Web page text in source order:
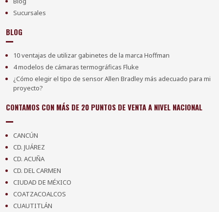
Sucursales
BLOG
10 ventajas de utilizar gabinetes de la marca Hoffman
4 modelos de cámaras termográficas Fluke
¿Cómo elegir el tipo de sensor Allen Bradley más adecuado para mi
proyecto?
CONTAMOS CON MÁS DE 20 PUNTOS DE VENTA A NIVEL NACIONAL
CANCÚN
CD. JUÁREZ
CD. ACUÑA
CD. DEL CARMEN
CIUDAD DE MÉXICO
COATZACOALCOS
CUAUTITLÁN